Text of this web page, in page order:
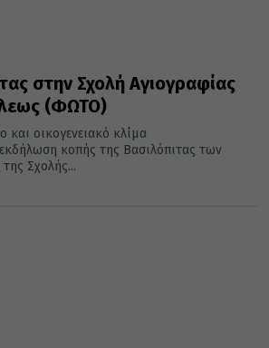
στην Σχολή Αγιογραφίας
(ΦΩΤΟ)
και οικογενειακό κλίμα
κοπής της Βασιλόπιτας των
Σχολής...